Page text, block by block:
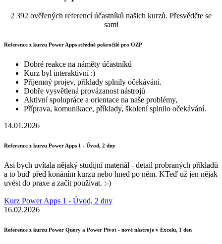
2 392 ověřených referencí účastníků našich kurzů. Přesvědčte se
sami
Reference z kurzu Power Apps středně pokročilé pro OZP
Dobré reakce na náměty účastníků
Kurz byl interaktivní :)
Příjemný projev, příklady splnily očekávání.
Dobře vysvětlená provázanost nástrojů
Aktivní spolupráce a orientace na naše problémy,
Příprava, komunikace, příklady, školení splnilo očekávání.
14.01.2026
Reference z kurzu Power Apps 1 - Úvod, 2 dny
Asi bych uvítala nějaký studijní materiál - detail probraných příkladů
a to buď před konáním kurzu nebo hned po něm. KTeď už jen nějak
uvést do praxe a začít používat. :-)
Kurz Power Apps 1 - Úvod, 2 dny
16.02.2026
Reference z kurzu Power Query a Power Pivot - nové nástroje v Excelu, 1 den